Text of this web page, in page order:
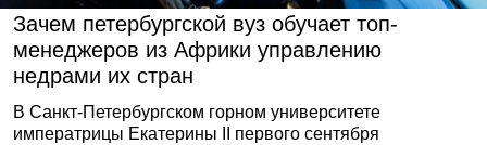
Зачем петербургской вуз обучает топ-
менеджеров из Африки управлению
недрами их стран
В Санкт-Петербургском горном университете
императрицы Екатерины II первого сентября